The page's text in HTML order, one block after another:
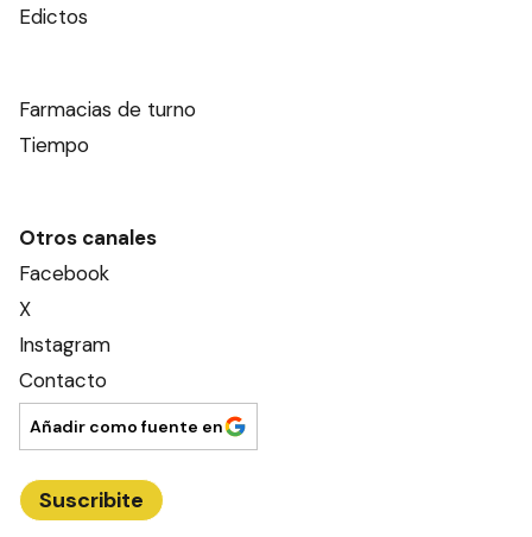
Edictos
Farmacias de turno
Tiempo
Otros canales
Facebook
X
Instagram
Contacto
Añadir como fuente en
Suscribite